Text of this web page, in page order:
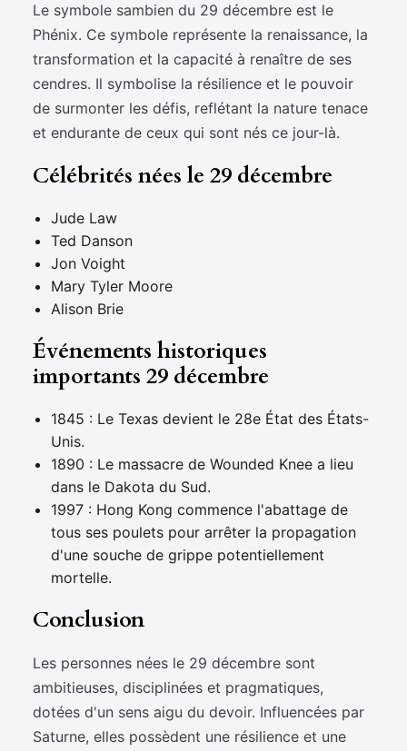
Le symbole sambien du 29 décembre est le
Phénix. Ce symbole représente la renaissance, la
transformation et la capacité à renaître de ses
cendres. Il symbolise la résilience et le pouvoir
de surmonter les défis, reflétant la nature tenace
et endurante de ceux qui sont nés ce jour-là.
Célébrités nées le 29 décembre
Jude Law
Ted Danson
Jon Voight
Mary Tyler Moore
Alison Brie
Événements historiques
importants 29 décembre
1845 : Le Texas devient le 28e État des États-
Unis.
1890 : Le massacre de Wounded Knee a lieu
dans le Dakota du Sud.
1997 : Hong Kong commence l'abattage de
tous ses poulets pour arrêter la propagation
d'une souche de grippe potentiellement
mortelle.
Conclusion
Les personnes nées le 29 décembre sont
ambitieuses, disciplinées et pragmatiques,
dotées d'un sens aigu du devoir. Influencées par
Saturne, elles possèdent une résilience et une